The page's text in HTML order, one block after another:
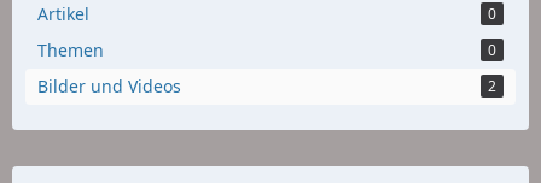
Artikel 0
Themen 0
Bilder und Videos 2